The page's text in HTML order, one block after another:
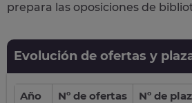
prepara las oposiciones de
Evolución de ofertas y
Año Nº de ofertas
Nº de